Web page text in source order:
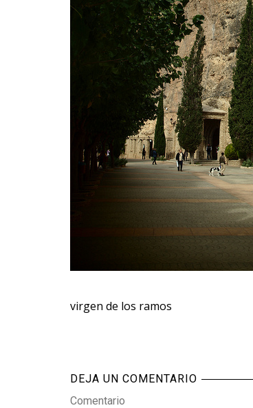
virgen de los ramos
DEJA UN COMENTARIO
Comentario